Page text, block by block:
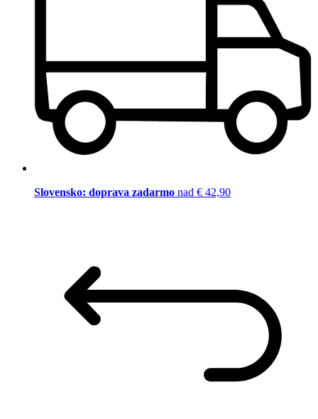
Slovensko: doprava zadarmo nad € 42,90